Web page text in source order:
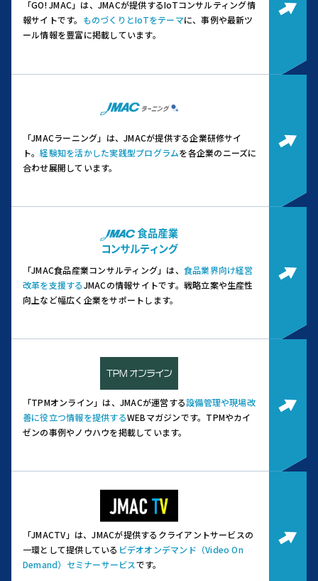
「GO! JMAC」は、JMACが提供するIoTコンサルティング情
報サイトです。 ものづくりとIoTをテーマに、事例や最新ツ
ール情報を豊富に掲載しています。
「JMACラーニング」は、JMACが提供する企業研修サイ
ト。経験知を活かした実践型プログラムを各企業のニーズに
合わせ展開しています。
「JMAC食品産業コンサルティング」は、 食品業界向け経営
改革を支援するJMACの情報サイトです。 戦略立案や生産性
向上など幅広く企業をサポートします。
「TPMオンライン」は、JMACが運営する設備管理や現場改
善に役立つ情報を提供するWEBマガジンです。 TPMやカイ
ゼンの事例やノウハウを掲載しています。
「JMACTV」は、JMACが提供するクライアントサービスの
一環として提供している ビデオオンデマンド（Video On
Demand）セミナーサービスです。